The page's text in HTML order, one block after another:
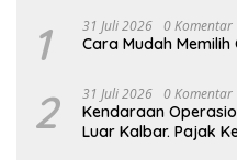
1 31 Juli 2026 0 Komentar
Cara Mudah
2 31 Juli 2026 0 Komentar
Kendaraan
Luar Kalbar. Pajak